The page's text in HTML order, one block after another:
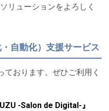
リューションをよろしく
自動化）支援サービス
おります。ぜひご利用く
-Salon de Digital-』